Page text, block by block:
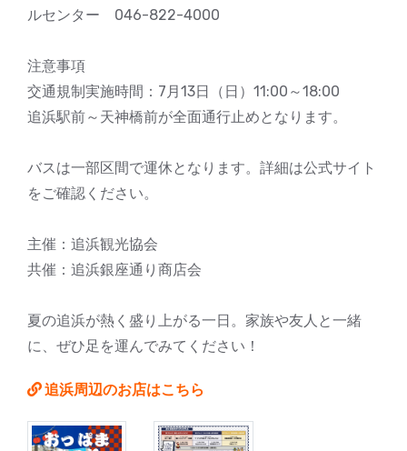
ルセンター 046-822-4000
注意事項
交通規制実施時間：7月13日（日）11:00～18:00
追浜駅前～天神橋前が全面通行止めとなります。
バスは一部区間で運休となります。詳細は公式サイト
をご確認ください。
主催：追浜観光協会
共催：追浜銀座通り商店会
夏の追浜が熱く盛り上がる一日。家族や友人と一緒
に、ぜひ足を運んでみてください！
追浜周辺のお店はこちら